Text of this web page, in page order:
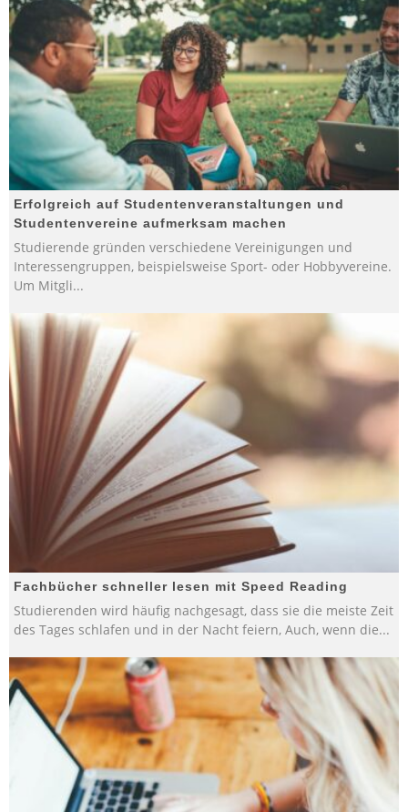
Erfolgreich auf Studentenveranstaltungen und
Studentenvereine aufmerksam machen
Studierende gründen verschiedene Vereinigungen und
Interessengruppen, beispielsweise Sport- oder Hobbyvereine.
Um Mitgli...
Fachbücher schneller lesen mit Speed Reading
Studierenden wird häufig nachgesagt, dass sie die meiste Zeit
des Tages schlafen und in der Nacht feiern, Auch, wenn die...